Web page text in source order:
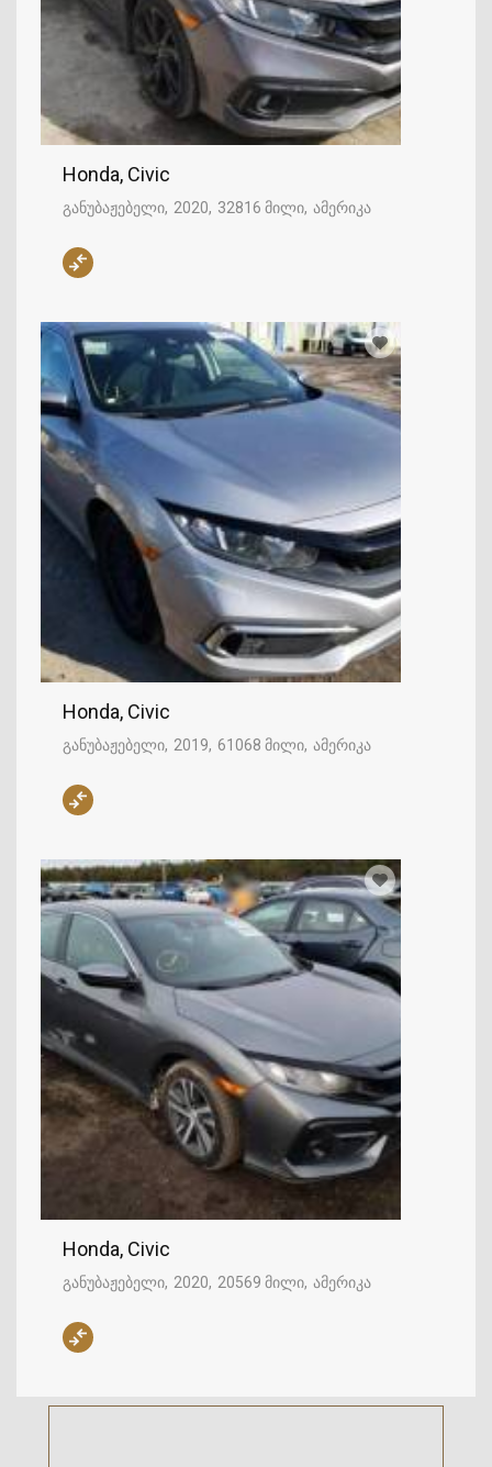
Honda, Civic
განუბაჟებელი 2020 32816 მილი ამერიკა
Honda, Civic
განუბაჟებელი 2019 61068 მილი ამერიკა
Honda, Civic
განუბაჟებელი 2020 20569 მილი ამერიკა